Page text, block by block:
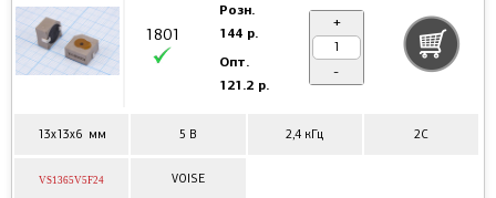
13x13x6 мм 5 В 2,4 кГц 2C
VS1365V5F24 VOISE
1801
Розн.
144 р.
Опт.
121.2 р.
+
-